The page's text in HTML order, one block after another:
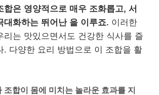
합은 영양적으로 매우 조화롭고, 서
대화하는 뛰어난 을 이루죠. 이러한
리는 맛있으면서도 건강한 식사를 즐
. 다양한 요리 방법으로 이 조합을 활
조합이 몸에 미치는 놀라운 효과를 지